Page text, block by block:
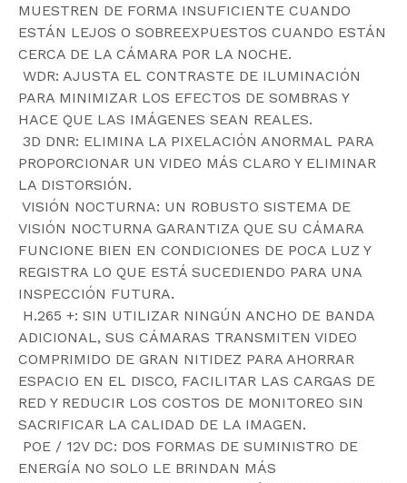
MUESTREN DE FORMA INSUFICIENTE CUANDO
ESTÁN LEJOS O SOBREEXPUESTOS CUANDO ESTÁN
CERCA DE LA CÁMARA POR LA NOCHE.
 WDR: AJUSTA EL CONTRASTE DE ILUMINACIÓN
PARA MINIMIZAR LOS EFECTOS DE SOMBRAS Y
HACE QUE LAS IMÁGENES SEAN REALES.
 3D DNR: ELIMINA LA PIXELACIÓN ANORMAL PARA
PROPORCIONAR UN VIDEO MÁS CLARO Y ELIMINAR
LA DISTORSIÓN.
 VISIÓN NOCTURNA: UN ROBUSTO SISTEMA DE
VISIÓN NOCTURNA GARANTIZA QUE SU CÁMARA
FUNCIONE BIEN EN CONDICIONES DE POCA LUZ Y
REGISTRA LO QUE ESTÁ SUCEDIENDO PARA UNA
INSPECCIÓN FUTURA.
 H.265 +: SIN UTILIZAR NINGÚN ANCHO DE BANDA
ADICIONAL, SUS CÁMARAS TRANSMITEN VIDEO
COMPRIMIDO DE GRAN NITIDEZ PARA AHORRAR
ESPACIO EN EL DISCO, FACILITAR LAS CARGAS DE
RED Y REDUCIR LOS COSTOS DE MONITOREO SIN
SACRIFICAR LA CALIDAD DE LA IMAGEN.
 POE / 12V DC: DOS FORMAS DE SUMINISTRO DE
ENERGÍA NO SOLO LE BRINDAN MÁS